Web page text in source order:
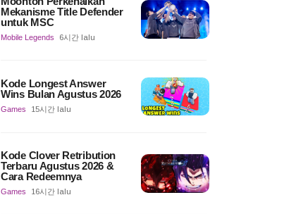
Mekanisme Title Defender
untuk MSC
Mobile Legends 6시간 lalu
Kode Longest Answer
Wins Bulan Agustus 2026
Games 15시간 lalu
Kode Clover Retribution
Terbaru Agustus 2026 &
Cara Redeemnya
Games 16시간 lalu